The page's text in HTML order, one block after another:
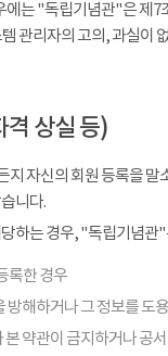
에는 "독립기념관"은 제
관리자의 고의, 과실이
격 상실 등)
자신의 회원 등록을 말
니다.
하는 경우, "독립기념
록한 경우
해하거나 그 정보를 도
약관이 금지하거나 공